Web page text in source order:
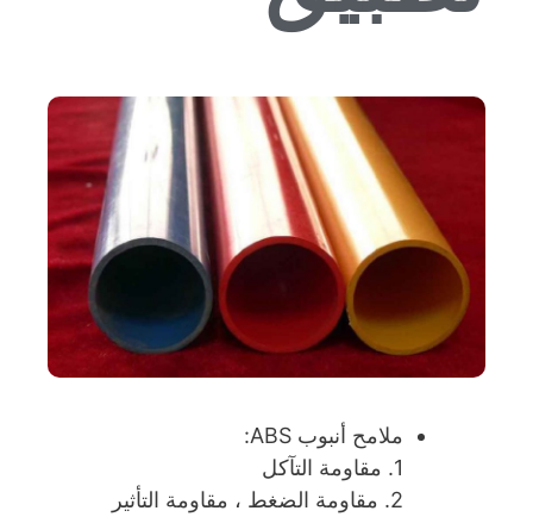
ملامح أنبوب ABS:
1. مقاومة التآكل
2. مقاومة الضغط ، مقاومة التأثير